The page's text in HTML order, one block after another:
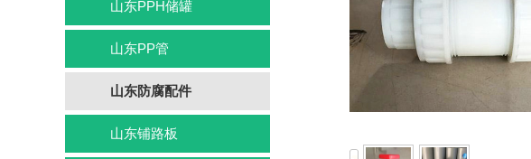
山东PPH储罐
山东PP管
山东防腐配件
山东铺路板